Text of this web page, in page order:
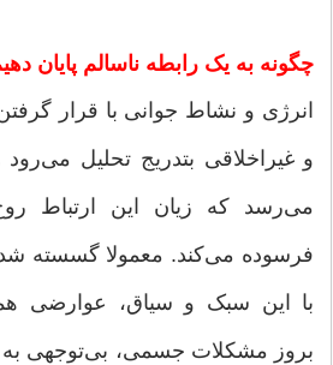
چگونه به یک رابطه ناسالم پایان
انرژی و نشاط جوانی با قرار
و غیراخلاقی بتدریج تحلیل
می‌رسد که زیان این ارتباط
فرسوده می‌کند. معمولا گسسته
با این سبک و سیاق، عوارضی
بروز مشکلات جسمی، بی‌توجهی به